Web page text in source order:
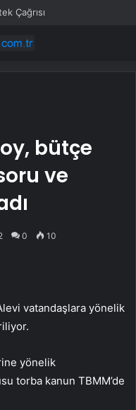
Çağrısı
bütçe
ve
0 10
vatandaşlara yönelik
yönelik
torba kanun TBMM’de